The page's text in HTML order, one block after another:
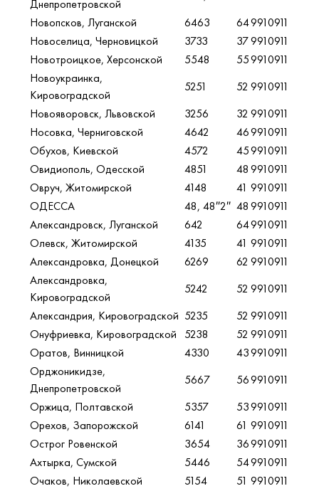
Днепропетровской
Новопсков, Луганской
6463 649910911
Новоселица, Черновицкой
3733 379910911
Новотроицкое, Херсонской
5548 559910911
Новоукраинка,
Кировоградской
5251 52 9910911
Новояворовск, Львовской
3256 32 9910911
Носовка, Черниговской
4642 469910911
Обухов, Киевской
4572 459910911
Овидиополь, Одесской
4851 489910911
Овруч, Житомирской
4148 41 9910911
ОДЕССА
48, 48″2″ 489910911
Александровск, Луганской
642 649910911
Олевск, Житомирской
4135 41 9910911
Александровка, Донецкой
6269 62 9910911
Александровка,
Кировоградской
5242 52 9910911
Александрия, Кировоградской 5235 52 9910911
Онуфриевка, Кировоградской
5238 52 9910911
Оратов, Винницкой
4330 439910911
Орджоникидзе,
Днепропетровской
5667 569910911
Оржица, Полтавской
5357 539910911
Орехов, Запорожской
6141 61 9910911
Острог Ровенской
3654 369910911
Ахтырка, Сумской
5446 549910911
Очаков, Николаевской
5154 51 9910911